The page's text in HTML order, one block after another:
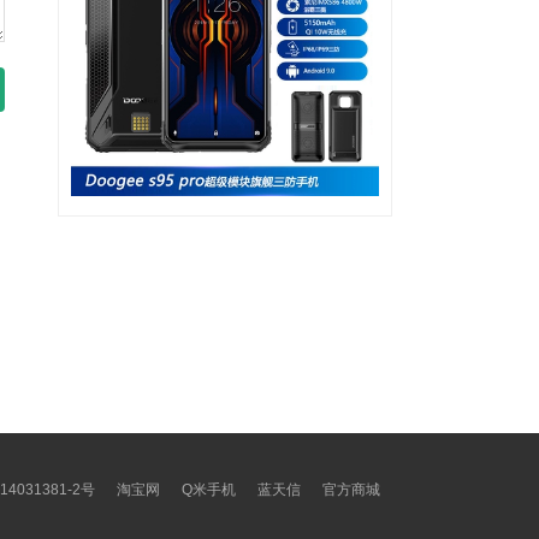
官方商城
蓝天信
Q米手机
淘宝网
2号